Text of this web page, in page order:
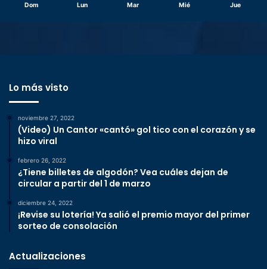
Dom Lun Mar Mié Jue
Lo más visto
noviembre 27, 2022
(Video) Un Cantor «cantó» gol tico con el corazón y se
hizo viral
febrero 26, 2022
¿Tiene billetes de algodón? Vea cuáles dejan de
circular a partir del 1 de marzo
diciembre 24, 2022
¡Revise su lotería! Ya salió el premio mayor del primer
sorteo de consolación
Actualizaciones